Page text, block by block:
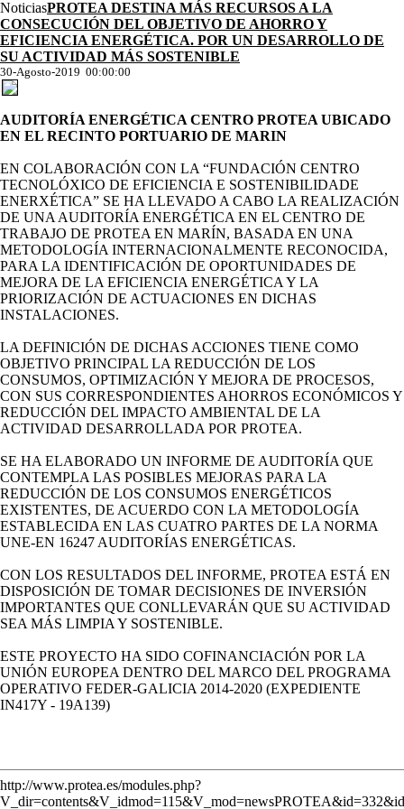
NoticiasPROTEA DESTINA MÁS RECURSOS A LA
CONSECUCIÓN DEL OBJETIVO DE AHORRO Y
EFICIENCIA ENERGÉTICA. POR UN DESARROLLO DE
SU ACTIVIDAD MÁS SOSTENIBLE
30-Agosto-2019 00:00:00
AUDITORÍA ENERGÉTICA CENTRO PROTEA UBICADO
EN EL RECINTO PORTUARIO DE MARIN
EN COLABORACIÓN CON LA “FUNDACIÓN CENTRO
TECNOLÓXICO DE EFICIENCIA E SOSTENIBILIDADE
ENERXÉTICA” SE HA LLEVADO A CABO LA REALIZACIÓN
DE UNA AUDITORÍA ENERGÉTICA EN EL CENTRO DE
TRABAJO DE PROTEA EN MARÍN, BASADA EN UNA
METODOLOGÍA INTERNACIONALMENTE RECONOCIDA,
PARA LA IDENTIFICACIÓN DE OPORTUNIDADES DE
MEJORA DE LA EFICIENCIA ENERGÉTICA Y LA
PRIORIZACIÓN DE ACTUACIONES EN DICHAS
INSTALACIONES.
LA DEFINICIÓN DE DICHAS ACCIONES TIENE COMO
OBJETIVO PRINCIPAL LA REDUCCIÓN DE LOS
CONSUMOS, OPTIMIZACIÓN Y MEJORA DE PROCESOS,
CON SUS CORRESPONDIENTES AHORROS ECONÓMICOS Y
REDUCCIÓN DEL IMPACTO AMBIENTAL DE LA
ACTIVIDAD DESARROLLADA POR PROTEA.
SE HA ELABORADO UN INFORME DE AUDITORÍA QUE
CONTEMPLA LAS POSIBLES MEJORAS PARA LA
REDUCCIÓN DE LOS CONSUMOS ENERGÉTICOS
EXISTENTES, DE ACUERDO CON LA METODOLOGÍA
ESTABLECIDA EN LAS CUATRO PARTES DE LA NORMA
UNE-EN 16247 AUDITORÍAS ENERGÉTICAS.
CON LOS RESULTADOS DEL INFORME, PROTEA ESTÁ EN
DISPOSICIÓN DE TOMAR DECISIONES DE INVERSIÓN
IMPORTANTES QUE CONLLEVARÁN QUE SU ACTIVIDAD
SEA MÁS LIMPIA Y SOSTENIBLE.
ESTE PROYECTO HA SIDO COFINANCIACIÓN POR LA
UNIÓN EUROPEA DENTRO DEL MARCO DEL PROGRAMA
OPERATIVO FEDER-GALICIA 2014-2020 (EXPEDIENTE
IN417Y - 19A139)
http://www.protea.es/modules.php?